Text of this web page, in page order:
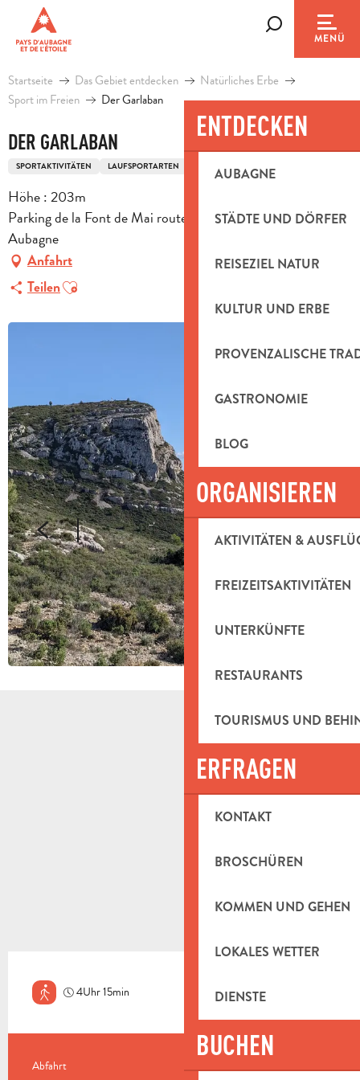
contenu
principal
MENÜ
ENTDECKEN
AUBAGNE
STÄDTE UND DÖRFER
REISEZIEL NATUR
KULTUR UND ERBE
PROVENZALISCHE
GASTRONOMIE
BLOG
ORGANISIEREN
AKTIVITÄTEN &
FREIZEITSAKTIVITÄTEN
UNTERKÜNFTE
RESTAURANTS
TOURISMUS UND
ERFRAGEN
KONTAKT
BROSCHÜREN
KOMMEN UND GEHEN
LOKALES WETTER
DIENSTE
BUCHEN
Startseite Das Gebiet entdecken
Natürliches Erbe
Sport im Freien
Der Garlaban
DER GARLABAN
SPORTAKTIVITÄTEN LAUFSPORTARTEN FUSSWANDERUNGSSTRECKE
Höhe : 203m
Parking de la Font de Mai route d'Eoures d44, 13400
Aubagne
Anfahrt
TeilenAjouter aux favoris
4Uhr 15min Ziemlich schwierig
PRAKTISCHE INFORMATIONEN
Abfahrt Aubagne